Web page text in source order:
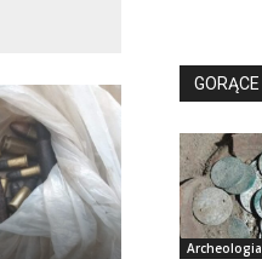
GORĄCE
Archeologia